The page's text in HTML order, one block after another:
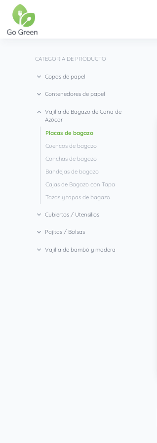
CATEGORIA DE PRODUCTO
Copas de papel
Contenedores de papel
Vajilla de Bagazo de Caña de
Azúcar
Placas de bagazo
Cuencos de bagazo
Conchas de bagazo
Bandejas de bagazo
Cajas de Bagazo con Tapa
Tazas y tapas de bagazo
Cubiertos / Utensilios
Pajitas / Bolsas
Vajilla de bambú y madera